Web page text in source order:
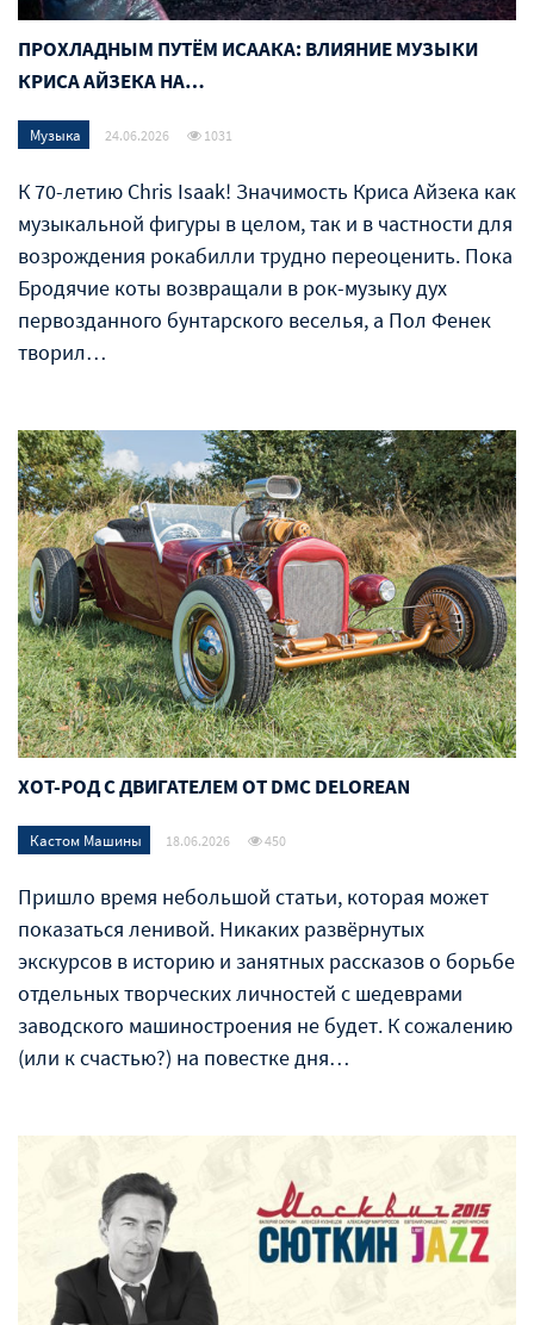
ПРОХЛАДНЫМ ПУТЁМ ИСААКА: ВЛИЯНИЕ МУЗЫКИ
КРИСА АЙЗЕКА НА…
Музыка 24.06.2026 1031
К 70-летию Chris Isaak! Значимость Криса Айзека как
музыкальной фигуры в целом, так и в частности для
возрождения рокабилли трудно переоценить. Пока
Бродячие коты возвращали в рок-музыку дух
первозданного бунтарского веселья, а Пол Фенек
творил…
ХОТ-РОД С ДВИГАТЕЛЕМ ОТ DMC DELOREAN
Кастом Машины 18.06.2026 450
Пришло время небольшой статьи, которая может
показаться ленивой. Никаких развёрнутых
экскурсов в историю и занятных рассказов о борьбе
отдельных творческих личностей с шедеврами
заводского машиностроения не будет. К сожалению
(или к счастью?) на повестке дня…